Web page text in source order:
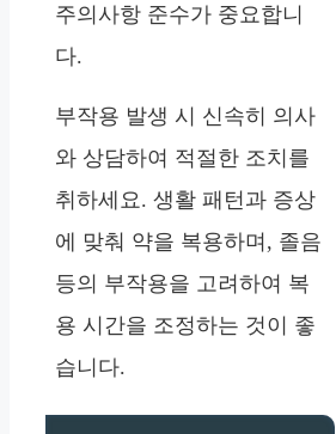
주의사항 준수가 중요합니
다.
부작용 발생 시 신속히 의사
와 상담하여 적절한 조치를
취하세요. 생활 패턴과 증상
에 맞춰 약을 복용하며, 졸음
등의 부작용을 고려하여 복
용 시간을 조정하는 것이 좋
습니다.